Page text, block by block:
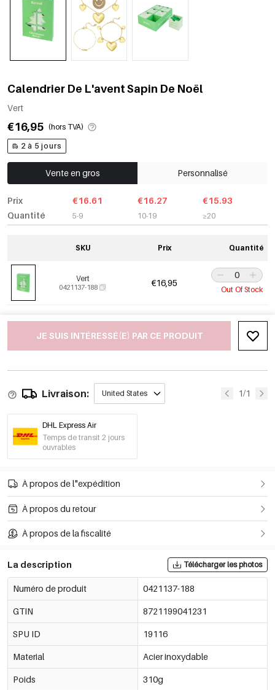
Calendrier De L'avent Sapin De Noël
Vert
€16,95 (hors TVA)
2 à 5 jours
Vente en gros Personnalisé
Prix
Quantité
€16.61
5-9
€16.27
10-19
€15.93
≥20
SKU Prix Quantité
Vert
0421137-188 €16,95
Out Of Stock
JE SUIS INTÉRESSÉ(E) PAR CE PRODUIT
Livraison: United States 1/1
DHL Express Air
Temps de transit 2 jours
ouvrables
À propos de l"expédition
À propos du retour
À propos de la fiscalité
La description Télécharger les photos
Numéro de produit 0421137-188
GTIN 8721199041231
SPU ID 19116
Material Acier inoxydable
Poids 310g